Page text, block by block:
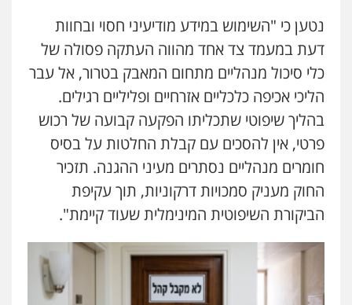
נטען כי "השימוש במידע מודיעיני חסוי ובחוות
דעת במעמד צד אחד מהווה העתקה פסולה של
כלי סיכול מנהליים מתחום המאבק בטרור, אל עבר
הליכי אכיפה כלכליים אזרחיים ופליליים רגילים.
בהליך שיפוטי שתכליתו הפקעה קבועה של רכוש
פרטי, אין להסכים עם קבלת החלטות על בסיס
חומרים מנהליים נסתרים מעיני ההגנה. תזכיר
החוק מעניק סמכויות דרקוניות, תוך עקיפת
הביקורת השיפוטית המינימלית שעוד קיימת".